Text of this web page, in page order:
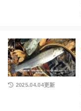
2025.04.04更新